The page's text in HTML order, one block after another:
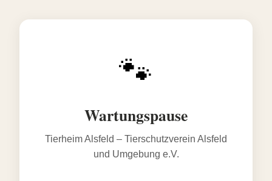
🐾
Wartungspause
Tierheim Alsfeld – Tierschutzverein Alsfeld
und Umgebung e.V.